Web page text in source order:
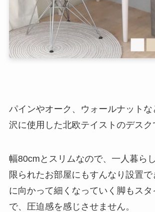
パインやオーク、ウォールナットな
沢に使用した北欧テイストのデスク
幅80cmとスリムなので、一人暮ら
限られたお部屋にもすんなり設置
に向かって細くなっていく脚もスタ
で、圧迫感を感じさせません。